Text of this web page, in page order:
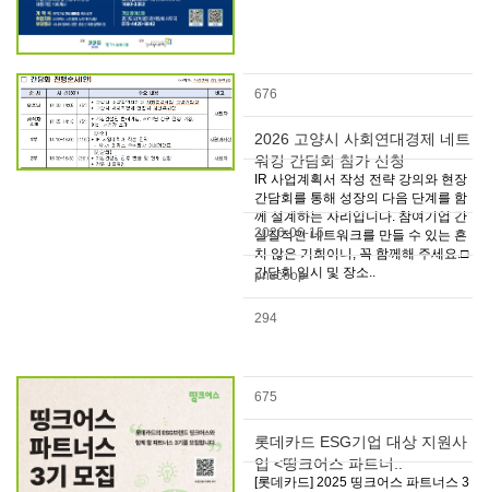
676
2026 고양시 사회연대경제 네트
워킹 간담회 참가 신청
IR 사업계획서 작성 전략 강의와 현장
간담회를 통해 성장의 다음 단계를 함
께 설계하는 자리입니다. 참여기업 간
실질적인 네트워크를 만들 수 있는 흔
치 않은 기회이니, 꼭 함께해 주세요.□
간담회 일시 및 장소..
2026-06-15
pnscoop
294
675
롯데카드 ESG기업 대상 지원사
업 <띵크어스 파트너..
[롯데카드] 2025 띵크어스 파트너스 3